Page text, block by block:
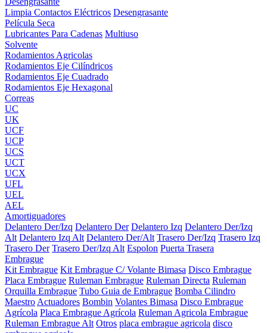
Limpia Contactos Eléctricos Desengrasante
Película Seca
Lubricantes Para Cadenas Multiuso
Solvente
Rodamientos Agricolas
Rodamientos Eje Cilíndricos
Rodamientos Eje Cuadrado
Rodamientos Eje Hexagonal
Correas
UC
UK
UCF
UCP
UCS
UCT
UCX
UFL
UEL
AEL
Amortiguadores
Delantero Der/Izq Delantero Der Delantero Izq Delantero Der/Izq
Alt Delantero Izq Alt Delantero Der/Alt Trasero Der/Izq Trasero Izq
Trasero Der Trasero Der/Izq Alt Espolon Puerta Trasera
Embrague
Kit Embrague Kit Embrague C/ Volante Bimasa Disco Embrague
Placa Embrague Ruleman Embrague Ruleman Directa Ruleman
Orquilla Embrague Tubo Guia de Embrague Bomba Cilindro
Maestro Actuadores Bombin Volantes Bimasa Disco Embrague
Agrícola Placa Embrague Agrícola Ruleman Agricola Embrague
Ruleman Embrague Alt Otros placa embrague agricola disco